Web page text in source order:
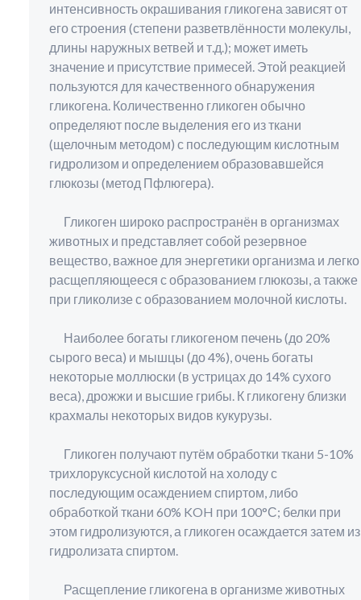
интенсивность окрашивания гликогена зависят от
его строения (степени разветвлённости молекулы,
длины наружных ветвей и т.д.); может иметь
значение и присутствие примесей. Этой реакцией
пользуются для качественного обнаружения
гликогена. Количественно гликоген обычно
определяют после выделения его из ткани
(щелочным методом) с последующим кислотным
гидролизом и определением образовавшейся
глюкозы (метод Пфлюгера).
Гликоген широко распространён в организмах
животных и представляет собой резервное
вещество, важное для энергетики организма и легко
расщепляющееся с образованием глюкозы, а также
при гликолизе с образованием молочной кислоты.
Наиболее богаты гликогеном печень (до 20%
сырого веса) и мышцы (до 4%), очень богаты
некоторые моллюски (в устрицах до 14% сухого
веса), дрожжи и высшие грибы. К гликогену близки
крахмалы некоторых видов кукурузы.
Гликоген получают путём обработки ткани 5-10%
трихлоруксусной кислотой на холоду с
последующим осаждением спиртом, либо
обработкой ткани 60% KOH при 100°С; белки при
этом гидролизуются, а гликоген осаждается затем из
гидролизата спиртом.
Расщепление гликогена в организме животных